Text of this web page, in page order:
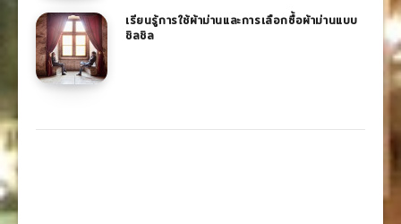
เรียนรู้การใช้ผ้าม่านและการเลือกซื้อผ้าม่านแบบ
ชิลชิล